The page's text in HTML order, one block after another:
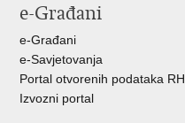
FacebookuTwitteru
e-Građani
e-Građani
e-Savjetovanja
Portal otvorenih podataka RH
Izvozni portal